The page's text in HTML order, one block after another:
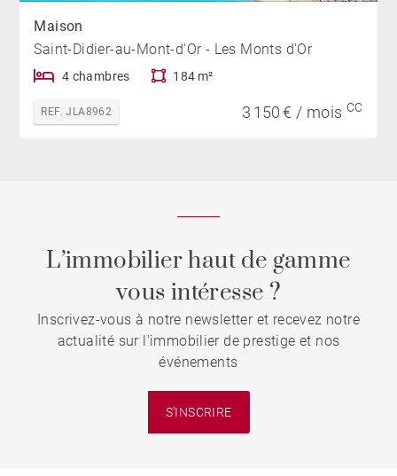
Maison
Saint-Didier-au-Mont-d'Or - Les Monts d'Or
4 chambres 184 m²
REF. JLA8962 3 150 € / mois CC
L’immobilier haut de gamme
vous intéresse ?
Inscrivez-vous à notre newsletter et recevez notre
actualité sur l'immobilier de prestige et nos
événements
S'INSCRIRE